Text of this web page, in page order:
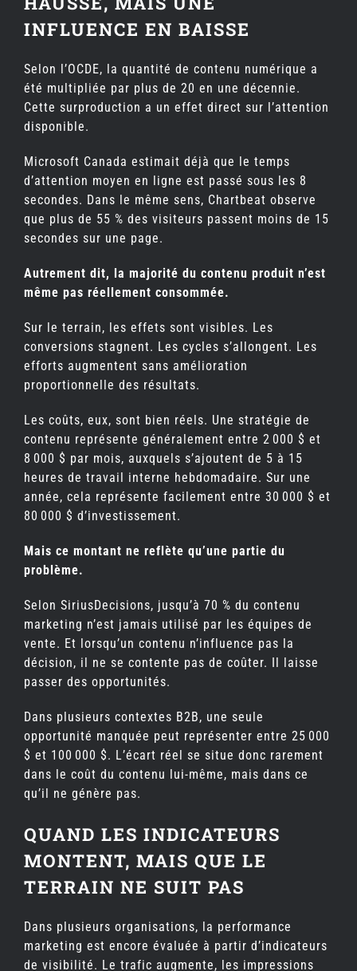
INFLUENCE EN BAISSE
Selon l’OCDE, la quantité de contenu numérique a
été multipliée par plus de 20 en une décennie.
Cette surproduction a un effet direct sur l’attention
disponible.
Microsoft Canada estimait déjà que le temps
d’attention moyen en ligne est passé sous les 8
secondes. Dans le même sens, Chartbeat observe
que plus de 55 % des visiteurs passent moins de 15
secondes sur une page.
Autrement dit, la majorité du contenu produit n’est
même pas réellement consommée.
Sur le terrain, les effets sont visibles. Les
conversions stagnent. Les cycles s’allongent. Les
efforts augmentent sans amélioration
proportionnelle des résultats.
Les coûts, eux, sont bien réels. Une stratégie de
contenu représente généralement entre 2 000 $ et
8 000 $ par mois, auxquels s’ajoutent de 5 à 15
heures de travail interne hebdomadaire. Sur une
année, cela représente facilement entre 30 000 $ et
80 000 $ d’investissement.
Mais ce montant ne reflète qu’une partie du
problème.
Selon SiriusDecisions, jusqu’à 70 % du contenu
marketing n’est jamais utilisé par les équipes de
vente. Et lorsqu’un contenu n’influence pas la
décision, il ne se contente pas de coûter. Il laisse
passer des opportunités.
Dans plusieurs contextes B2B, une seule
opportunité manquée peut représenter entre 25 000
$ et 100 000 $. L’écart réel se situe donc rarement
dans le coût du contenu lui-même, mais dans ce
qu’il ne génère pas.
QUAND LES INDICATEURS
MONTENT, MAIS QUE LE
TERRAIN NE SUIT PAS
Dans plusieurs organisations, la performance
marketing est encore évaluée à partir d’indicateurs
de visibilité. Le trafic augmente, les impressions